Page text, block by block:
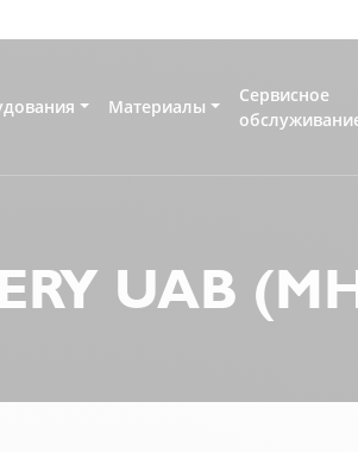
Материалы
Сервисное
UAB